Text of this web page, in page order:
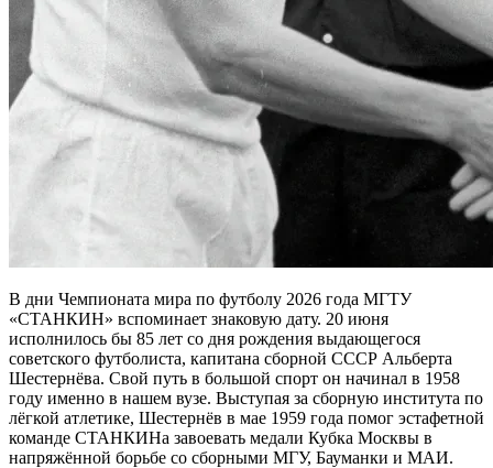
В дни Чемпионата мира по футболу 2026 года МГТУ
«СТАНКИН» вспоминает знаковую дату. 20 июня
исполнилось бы 85 лет со дня рождения выдающегося
советского футболиста, капитана сборной СССР Альберта
Шестернёва. Свой путь в большой спорт он начинал в 1958
году именно в нашем вузе. Выступая за сборную института по
лёгкой атлетике, Шестернёв в мае 1959 года помог эстафетной
команде СТАНКИНа завоевать медали Кубка Москвы в
напряжённой борьбе со сборными МГУ, Бауманки и МАИ.